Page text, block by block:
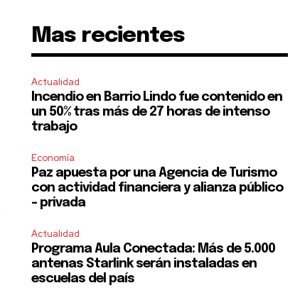
Mas recientes
Actualidad
Incendio en Barrio Lindo fue contenido en
un 50% tras más de 27 horas de intenso
trabajo
Economía
Paz apuesta por una Agencia de Turismo
con actividad financiera y alianza público
– privada
Actualidad
Programa Aula Conectada: Más de 5.000
antenas Starlink serán instaladas en
escuelas del país